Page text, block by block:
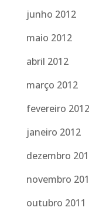
junho 2012
maio 2012
abril 2012
março 2012
fevereiro 2012
janeiro 2012
dezembro
novembro
outubro 2011